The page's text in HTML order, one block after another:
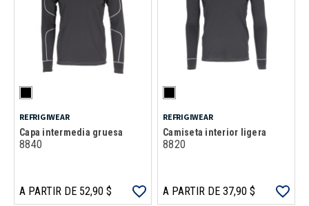
REFRIGIWEAR
Capa intermedia gruesa
8840
A PARTIR DE 52,90 $
REFRIGIWEAR
Camiseta interior ligera
8820
A PARTIR DE 37,90 $